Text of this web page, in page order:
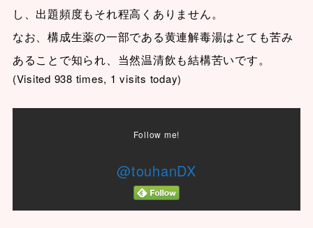
し、出題頻度もそれ程高くありません。
なお、構成生薬の一部である黄連解毒湯はとても苦み
あることで知られ、当然温清飲も結構苦いです。
(Visited 938 times, 1 visits today)
Follow me!
@touhanDX